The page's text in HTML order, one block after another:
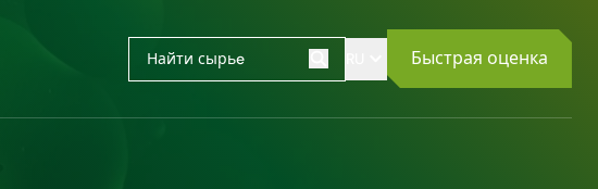
Быстрая оценка